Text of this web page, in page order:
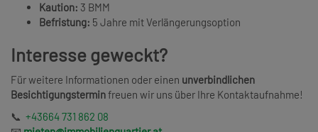
Kaution: 3 BMM
Befristung: 5 Jahre mit Verlängerungsoption
Interesse geweckt?
Für weitere Informationen oder einen unverbindlichen
Besichtigungsterminfreuen wir uns über Ihre Kontaktaufnahme!
📞 +43664 731 862 08